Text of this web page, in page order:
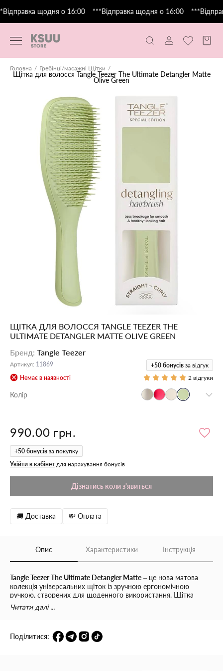
щодня о 16:00 ***Відправка щодня о 16:00
Головна Гребінці/масажні Щітки
Щітка для волосся Tangle Teezer The Ultimate Detangler Matte
Olive Green
ЩІТКА ДЛЯ ВОЛОССЯ TANGLE TEEZER THE
ULTIMATE DETANGLER MATTE OLIVE GREEN
Бренд: Tangle Teezer
Артикул: 11869
Немає в наявності
+50 бонусів за відгук
2 відгуки
Колір
990.00 грн.
+50 бонусів за покупку
Увійти в кабінет для нарахування бонусів
Дізнатись коли з'явиться
🚚 Доставка 💸 Оплата
Опис Характеристики Інструкція
Tangle Teezer The Ultimate Detangler Matte – це нова матова
колекція універсальних щіток із зручною ергономічною
ручкою, створених для щоденного використання. Щітка
легко ковзає по волоссю, не травмує його та запобігає
ламкості, забезпечуючи дбайливий догляд у будь-який час.
325 дворівневим подовженим гнучким зубчикам
Ultimate Detangler без зусиль і болісних ривків розплутує
Читати далі ...
Поділитися: